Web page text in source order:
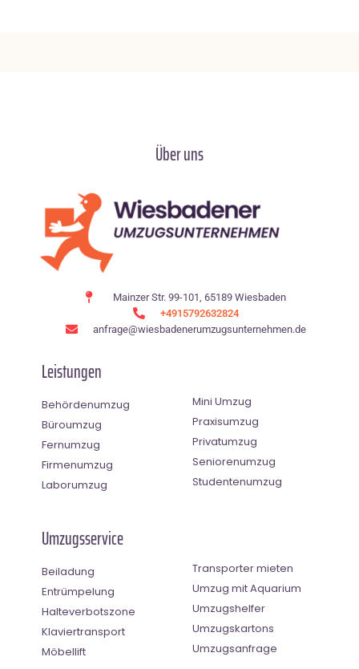
Über uns
Mainzer Str. 99-101, 65189 Wiesbaden
+4915792632824
anfrage@wiesbadenerumzugsunternehmen.de
Leistungen
Behördenumzug
Büroumzug
Fernumzug
Firmenumzug
Laborumzug
Mini Umzug
Praxisumzug
Privatumzug
Seniorenumzug
Studentenumzug
Umzugsservice
Beiladung
Entrümpelung
Halteverbotszone
Klaviertransport
Möbellift
Transporter mieten
Umzug mit Aquarium
Umzugshelfer
Umzugskartons
Umzugsanfrage